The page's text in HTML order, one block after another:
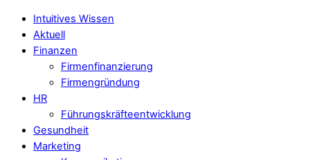
Intuitives Wissen
Aktuell
Finanzen
Firmenfinanzierung
Firmengründung
HR
Führungskräfteentwicklung
Gesundheit
Marketing